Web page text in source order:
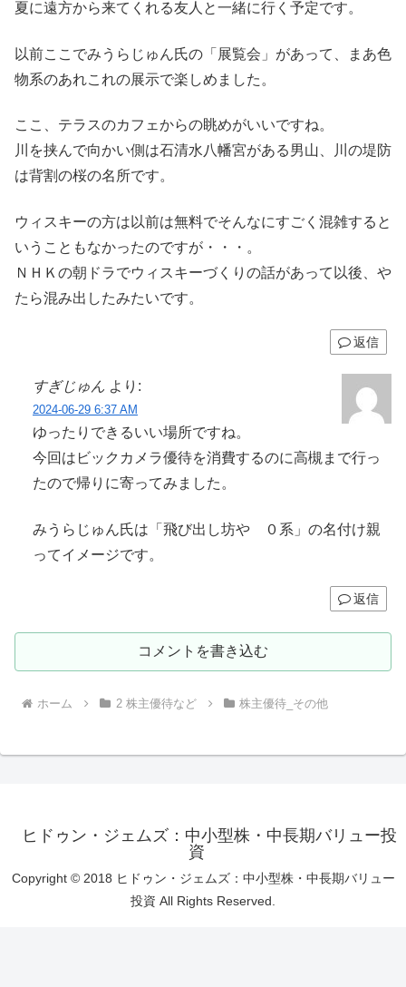
夏に遠方から来てくれる友人と一緒に行く予定です。
以前ここでみうらじゅん氏の「展覧会」があって、まあ色
物系のあれこれの展示で楽しめました。
ここ、テラスのカフェからの眺めがいいですね。
川を挟んで向かい側は石清水八幡宮がある男山、川の堤防
は背割の桜の名所です。
ウィスキーの方は以前は無料でそんなにすごく混雑すると
いうこともなかったのですが・・・。
ＮＨＫの朝ドラでウィスキーづくりの話があって以後、や
たら混み出したみたいです。
返信
すぎじゅん より:
2024-06-29 6:37 AM
ゆったりできるいい場所ですね。
今回はビックカメラ優待を消費するのに高槻まで行っ
たので帰りに寄ってみました。
みうらじゅん氏は「飛び出し坊や ０系」の名付け親
ってイメージです。
返信
コメントを書き込む
ホーム 2 株主優待など 株主優待_その他
ヒドゥン・ジェムズ：中小型株・中長期バリュー投
資
Copyright © 2018 ヒドゥン・ジェムズ：中小型株・中長期バリュー
投資 All Rights Reserved.